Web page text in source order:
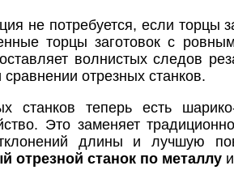
не потребуется, если торцы
торцы заготовок с
волнистых следов
отрезных станков.
станков теперь есть
Это заменяет
длины и лучшую
отрезной станок по металлу